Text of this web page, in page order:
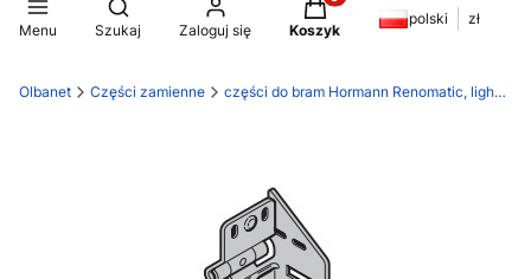
Menu
Otwórz wyszukiwarkę
Szukaj Zaloguj się
Produkty w koszyku: 0.
Koszyk
polski zł
Olbanet Części zamienne części do bram Hormann Renomatic, light EcoStar